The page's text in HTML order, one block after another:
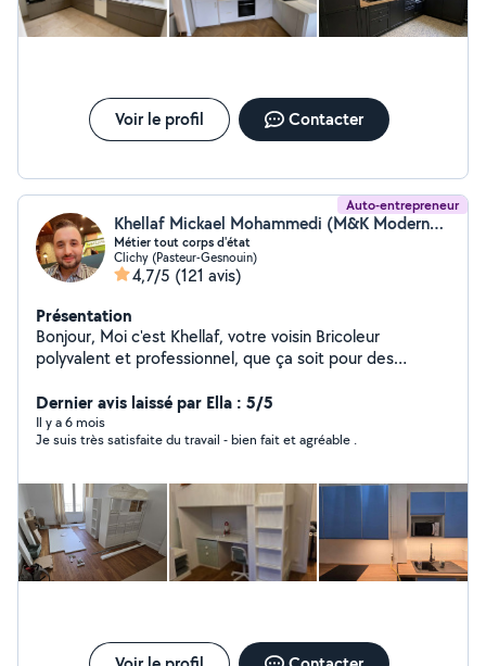
Voir le profil Contacter
Auto-entrepreneur
Khellaf Mickael Mohammedi (M&K ModernestDecor)
Métier tout corps d'état
Clichy (Pasteur-Gesnouin)
4,7/5 (121 avis)
Présentation
Bonjour, Moi c'est Khellaf, votre voisin Bricoleur
polyvalent et professionnel, que ça soit pour des
des projets d'agencement et de décoration d'intérieur,
montage de meubles et pose de cuisines équipées,
travaux d'électricité, peintures, plomberie... Je
N'hésitez pas à me contacter pour vos besoins en
Dernier avis laissé par Ella : 5/5
Il y a 6 mois
Je suis très satisfaite du travail - bien fait et agréable .